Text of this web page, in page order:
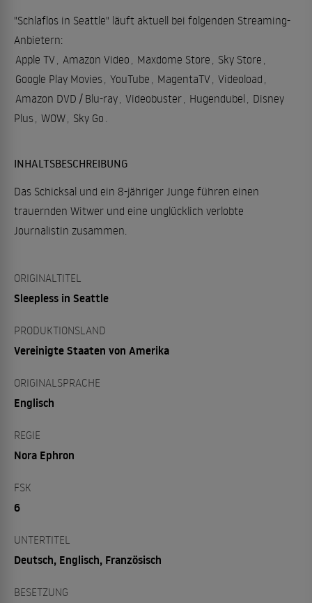
"Schlaflos in Seattle" läuft aktuell bei folgenden Streaming-
Anbietern:
Apple TV Amazon Video Maxdome Store Sky Store
Google Play Movies YouTube MagentaTV Videoload
Amazon DVD / Blu-ray Videobuster Hugendubel
Disney
Plus WOW Sky Go
INHALTSBESCHREIBUNG
Das Schicksal und ein 8-jähriger Junge führen einen
trauernden Witwer und eine unglücklich verlobte
Journalistin zusammen.
ORIGINALTITEL
Sleepless in Seattle
PRODUKTIONSLAND
Vereinigte Staaten von Amerika
ORIGINALSPRACHE
Englisch
REGIE
Nora Ephron
FSK
6
UNTERTITEL
Deutsch, Englisch, Französisch
BESETZUNG